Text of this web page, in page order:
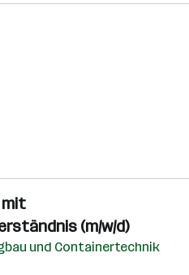
mit
(m/w/d)
und Containertechnik